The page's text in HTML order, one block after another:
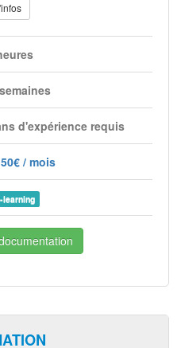
d'expérience requis
/ mois
learning